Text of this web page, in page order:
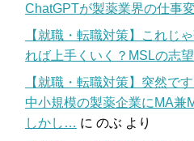
ChatGPTが製薬業界の仕事
【就職・転職対策】これじ
れば上手くいく？MSLの志望
【就職・転職対策】突然で
中小規模の製薬企業にMA兼
しかし… に のぶ より